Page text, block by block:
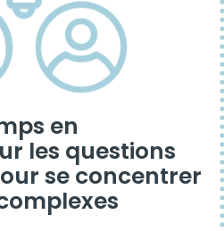
en
les questions
se concentrer